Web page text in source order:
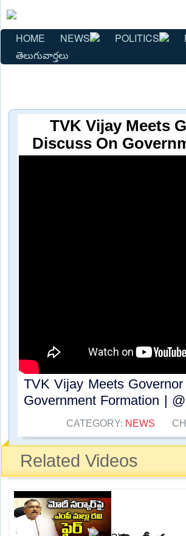
HOME NEWS POLITICS
తెలుగువార్తలు
TVK Vijay Meets
Discuss On
TVK Vijay Meets
Government Formation |
CATEGORY: NEWS
Related Videos